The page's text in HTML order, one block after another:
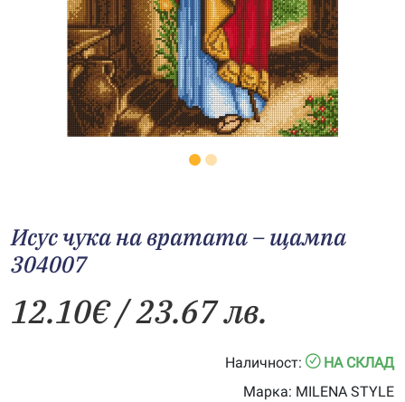
Исус чука на вратата – щампа
304007
12.10€/ 23.67 лв.
Наличност:
НА СКЛАД
Марка: MILENA STYLE